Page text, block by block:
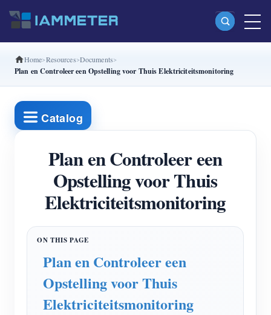
Producten
Split-phase Wi-Fi-energiemeter (WEM2067)
Driefasige Wi-Fi-energiemeter (WEM3046T)
Driefasige Wi-Fi-energiemeter (WEM3050T)
WiFi-vermogenscontroller
IAMMETER Cloud Pro
IAMMETER-simulator
Home Resources Documents
Plan en Controleer een Opstelling voor Thuis Elektriciteitsmonitoring
Catalog
Plan en Controleer een
Opstelling voor Thuis
Elektriciteitsmonitoring
Plan en Controleer een
Opstelling voor Thuis
Elektriciteitsmonitoring